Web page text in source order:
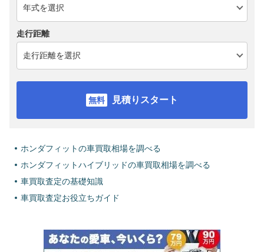
走行距離
見積りスタート
ホンダフィットの車買取相場を調べる
ホンダフィットハイブリッドの車買取相場を調べる
車買取査定の基礎知識
車買取査定お役立ちガイド